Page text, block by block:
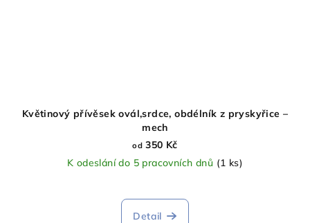
Květinový přívěsek ovál,srdce, obdélník z pryskyřice –
mech
od 350 Kč
K odeslání do 5 pracovních dnů (1 ks)
Detail